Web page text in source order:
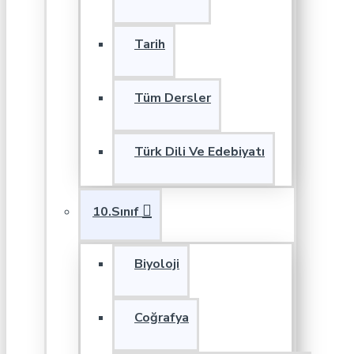
Tarih
Tüm Dersler
Türk Dili Ve Edebiyatı
10.Sınıf
Biyoloji
Coğrafya